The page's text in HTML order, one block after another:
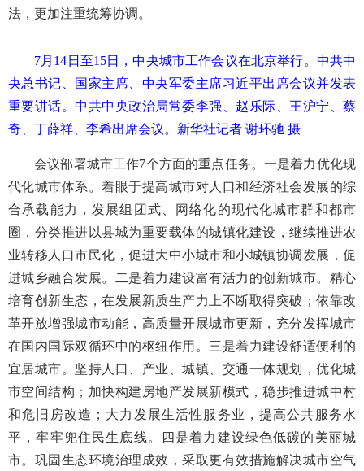
法，更加注重统筹协调。
7月14日至15日，中央城市工作会议在北京举行。中共中
央总书记、国家主席、中央军委主席习近平出席会议并发表
重要讲话。中共中央政治局常委李强、赵乐际、王沪宁、蔡
奇、丁薛祥、李希出席会议。新华社记者 谢环驰 摄
会议部署城市工作7个方面的重点任务。一是着力优化现
代化城市体系。着眼于提高城市对人口和经济社会发展的综
合承载能力，发展组团式、网络化的现代化城市群和都市
圈，分类推进以县城为重要载体的城镇化建设，继续推进农
业转移人口市民化，促进大中小城市和小城镇协调发展，促
进城乡融合发展。二是着力建设富有活力的创新城市。精心
培育创新生态，在发展新质生产力上不断取得突破；依靠改
革开放增强城市动能，高质量开展城市更新，充分发挥城市
在国内国际双循环中的枢纽作用。三是着力建设舒适便利的
宜居城市。坚持人口、产业、城镇、交通一体规划，优化城
市空间结构；加快构建房地产发展新模式，稳步推进城中村
和危旧房改造；大力发展生活性服务业，提高公共服务水
平，牢牢兜住民生底线。四是着力建设绿色低碳的美丽城
市。巩固生态环境治理成效，采取更有效措施解决城市空气